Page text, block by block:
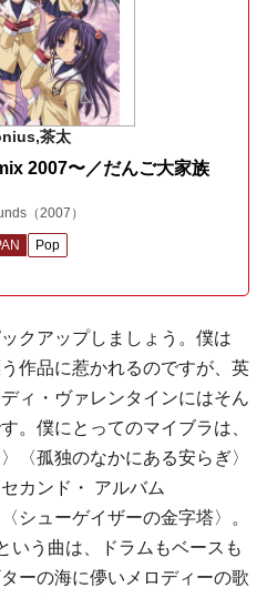
茶太
2007〜／だんご大家族
（2007）
Pop
クアップしましょう。僕は
作品に惹かれるのですが、英
ィ・ヴァレンタインにはそん
。僕にとってのマイブラは、
〈孤独のなかにある安らぎ〉
カンド・ アルバム
シューゲイザーの金字塔〉。
いう曲は、ドラムもベースも
ーの海に儚いメロディーの歌